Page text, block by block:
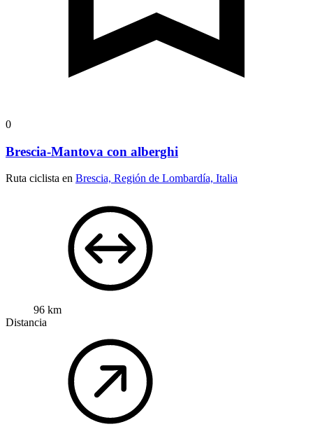
0
Brescia-Mantova con alberghi
Ruta ciclista en Brescia, Región de Lombardía, Italia
96 km
Distancia